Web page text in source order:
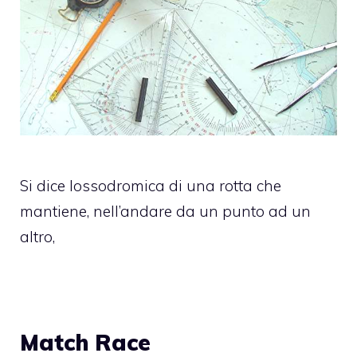
Si dice lossodromica di una rotta che
mantiene, nell’andare da un punto ad un
altro,
Match Race